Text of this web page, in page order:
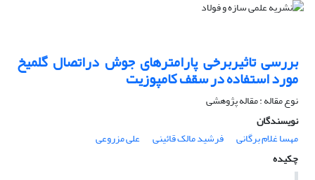
بررسی تاثیربرخی پارامترهای جوش دراتصال گلمیخ
مورد استفاده در سقف کامپوزیت
نوع مقاله : مقاله پژوهشی
نویسندگان
مهسا غلام برگانی
فرشید مالک قائینی
علی مزروعی
چکیده